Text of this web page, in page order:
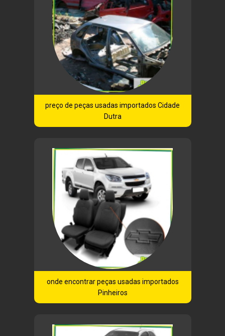
preço de peças usadas importados Cidade
Dutra
onde encontrar peças usadas importados
Pinheiros